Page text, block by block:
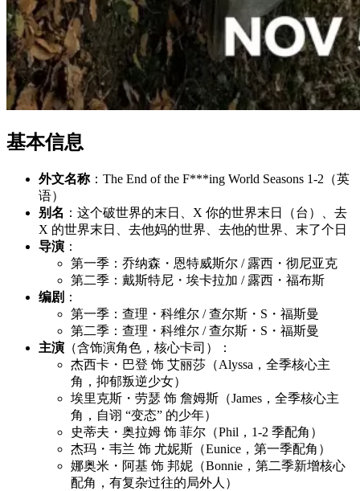
基本信息
外文名称：The End of the F***ing World Seasons 1-2（英
语）
别名 ：这个破世界的末日、X 你的世界末日（台）、去
X 的世界末日、去他妈的世界、去他的世界、末了个日
导演 ：
第一季：乔纳森・恩特威斯尔 / 露西・彻尼亚克
第二季：戴斯特尼・埃卡拉加 / 露西・福布斯
编剧 ：
第一季：查理・科维尔 / 查尔斯・S・福斯曼
第二季：查理・科维尔 / 查尔斯・S・福斯曼
主演 （含饰演角色，核心卡司）：
杰西卡・巴登 饰 艾丽莎（Alyssa，全季核心主
角，抑郁叛逆少女）
埃里克斯・劳瑟 饰 詹姆斯（James，全季核心主
角，自诩 “变态” 的少年）
史蒂夫・奥拉姆 饰 菲尔（Phil，1-2 季配角）
杰玛・韦兰 饰 尤妮斯（Eunice，第一季配角）
娜奥米・阿基 饰 邦妮（Bonnie，第二季新增核心
配角，有复杂过往的局外人）